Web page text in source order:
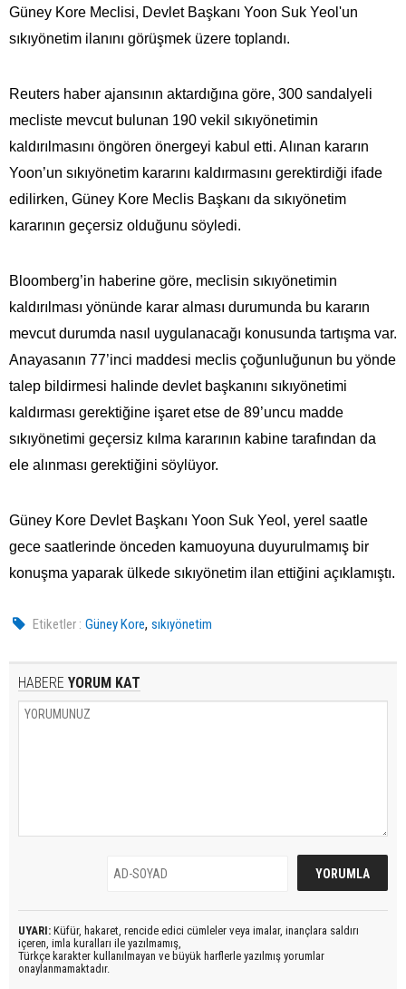
Güney Kore Meclisi, Devlet Başkanı Yoon Suk Yeol'un
sıkıyönetim ilanını görüşmek üzere toplandı.
Reuters haber ajansının aktardığına göre, 300 sandalyeli
mecliste mevcut bulunan 190 vekil sıkıyönetimin
kaldırılmasını öngören önergeyi kabul etti. Alınan kararın
Yoon’un sıkıyönetim kararını kaldırmasını gerektirdiği ifade
edilirken, Güney Kore Meclis Başkanı da sıkıyönetim
kararının geçersiz olduğunu söyledi.
Bloomberg’in haberine göre, meclisin sıkıyönetimin
kaldırılması yönünde karar alması durumunda bu kararın
mevcut durumda nasıl uygulanacağı konusunda tartışma var.
Anayasanın 77’inci maddesi meclis çoğunluğunun bu yönde
talep bildirmesi halinde devlet başkanını sıkıyönetimi
kaldırması gerektiğine işaret etse de 89’uncu madde
sıkıyönetimi geçersiz kılma kararının kabine tarafından da
ele alınması gerektiğini söylüyor.
Güney Kore Devlet Başkanı Yoon Suk Yeol, yerel saatle
gece saatlerinde önceden kamuoyuna duyurulmamış bir
konuşma yaparak ülkede sıkıyönetim ilan ettiğini açıklamıştı.
Etiketler : Güney Kore,sıkıyönetim
HABERE YORUM KAT
UYARI: Küfür, hakaret, rencide edici cümleler veya imalar, inançlara saldırı
içeren, imla kuralları ile yazılmamış,
Türkçe karakter kullanılmayan ve büyük harflerle yazılmış yorumlar
onaylanmamaktadır.